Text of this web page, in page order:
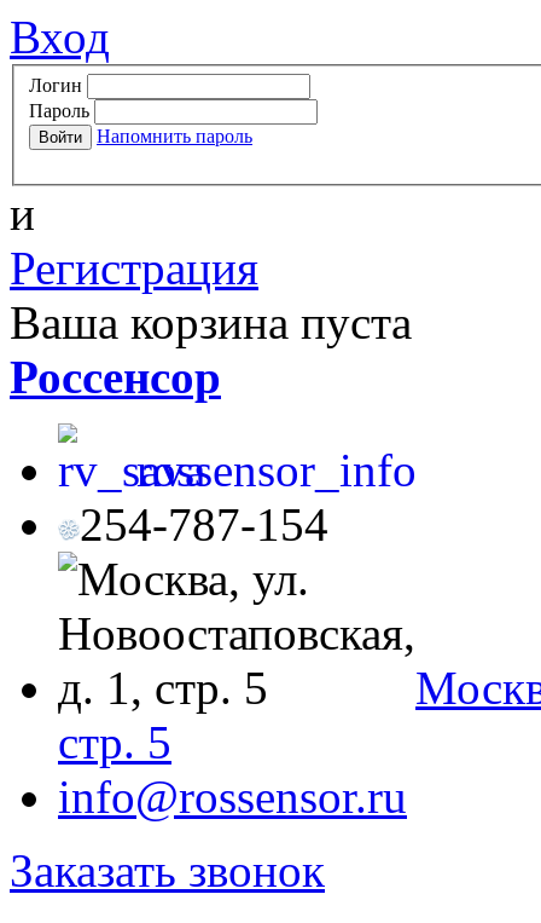
Вход
Логин
Пароль
Напомнить пароль
и
Регистрация
Ваша корзина пуста
Россенсор
rossensor_info
254-787-154
стр. 5
info@rossensor.ru
Заказать звонок